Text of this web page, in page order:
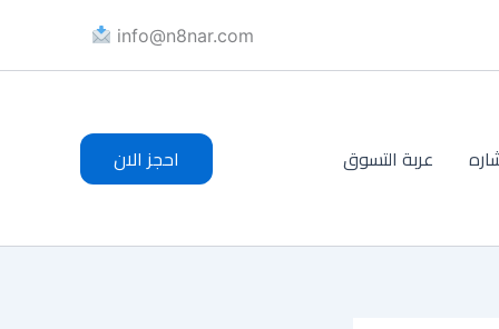
info@n8nar.com​
عربة التسوق احجز الان